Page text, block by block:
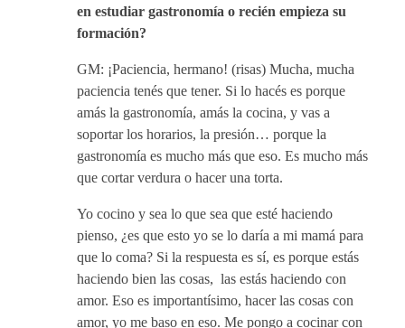
en estudiar gastronomía o recién empieza su
formación?
GM: ¡Paciencia, hermano! (risas) Mucha, mucha
paciencia tenés que tener. Si lo hacés es porque
amás la gastronomía, amás la cocina, y vas a
soportar los horarios, la presión… porque la
gastronomía es mucho más que eso. Es mucho más
que cortar verdura o hacer una torta.
Yo cocino y sea lo que sea que esté haciendo
pienso, ¿es que esto yo se lo daría a mi mamá para
que lo coma? Si la respuesta es sí, es porque estás
haciendo bien las cosas, las estás haciendo con
amor. Eso es importantísimo, hacer las cosas con
amor, yo me baso en eso. Me pongo a cocinar con